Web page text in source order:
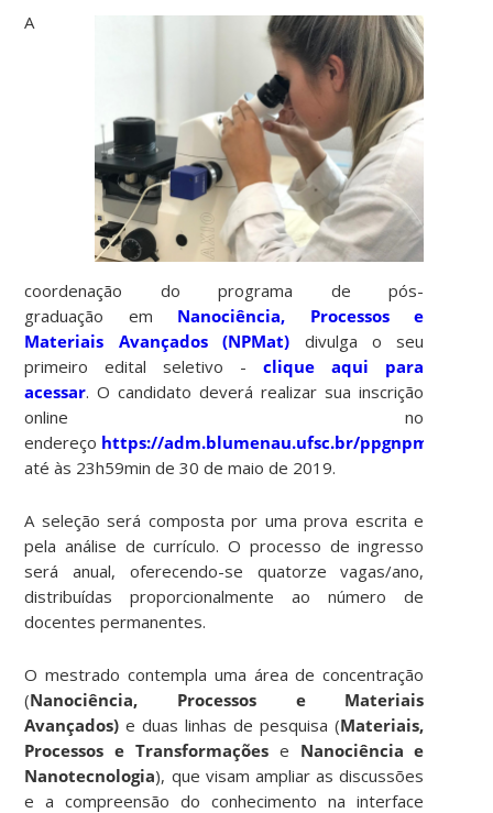
A
coordenação do programa de pós-
graduação em Nanociência, Processos e
Materiais Avançados (NPMat) divulga o seu
primeiro edital seletivo -clique aqui para
acessar. O candidato deverá realizar sua inscrição
online no
endereço https://adm.blumenau.ufsc.br/ppgnpmat
até às 23h59min de 30 de maio de 2019.
A seleção será composta por uma prova escrita e
pela análise de currículo. O processo de ingresso
será anual, oferecendo-se quatorze vagas/ano,
distribuídas proporcionalmente ao número de
docentes permanentes.
O mestrado contempla uma área de concentração
(Nanociência, Processos e Materiais
Avançados) e duas linhas de pesquisa (Materiais,
Processos e Transformaçõese Nanociência e
Nanotecnologia), que visam ampliar as discussões
e a compreensão do conhecimento na interface